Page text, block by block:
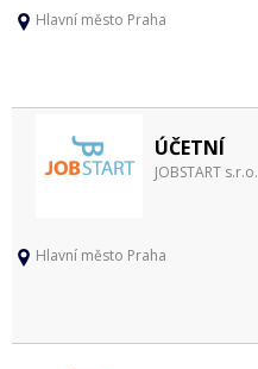
Hlavní město Praha
ÚČETNÍ
JOBSTART s.r.o.
Hlavní město Praha